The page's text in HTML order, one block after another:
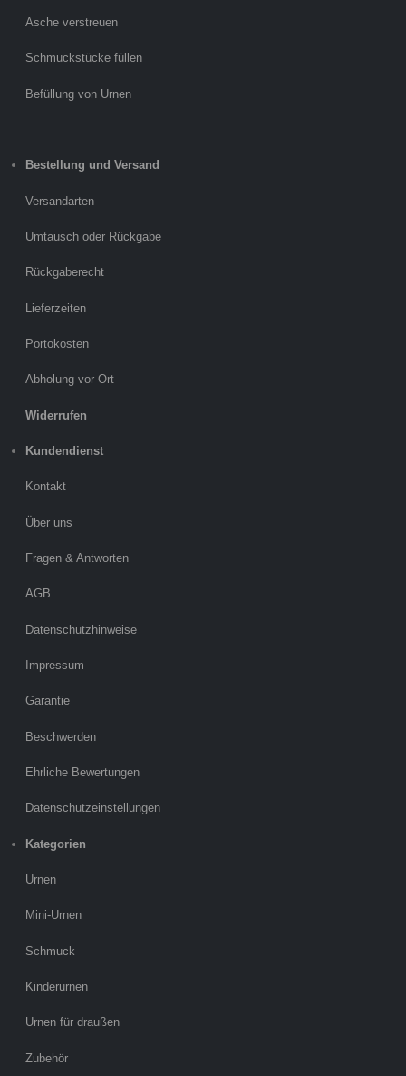
Asche verstreuen
Schmuckstücke füllen
Befüllung von Urnen
Bestellung und Versand
Versandarten
Umtausch oder Rückgabe
Rückgaberecht
Lieferzeiten
Portokosten
Abholung vor Ort
Widerrufen
Kundendienst
Kontakt
Über uns
Fragen & Antworten
AGB
Datenschutzhinweise
Impressum
Garantie
Beschwerden
Ehrliche Bewertungen
Datenschutzeinstellungen
Kategorien
Urnen
Mini-Urnen
Schmuck
Kinderurnen
Urnen für draußen
Zubehör